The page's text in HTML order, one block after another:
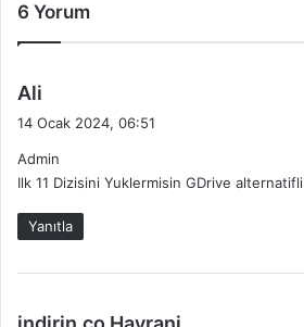
6 Yorum
Ali
e
i
k
i
:
14 Ocak 2024, 06:51
Admin
Ilk 11 Dizisini Yuklermisin GDrive alternatifli
Yanıtla